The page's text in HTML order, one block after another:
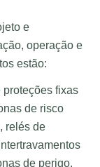
e
operação e
estão:
proteções fixas
de risco
relés de
de perigo,